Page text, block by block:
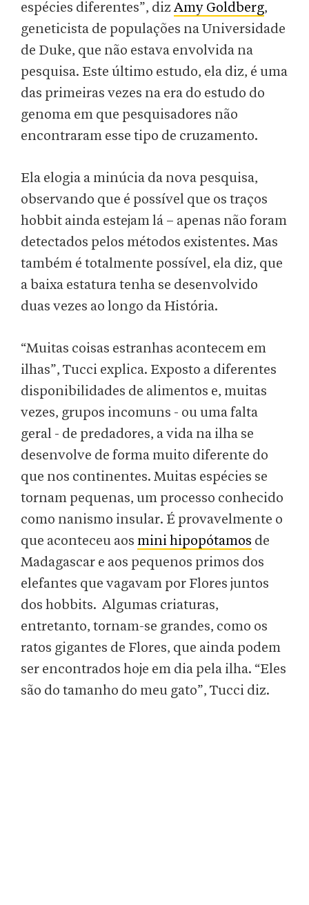
espécies diferentes”, dizAmy Goldberg,
geneticista de populações na Universidade
de Duke, que não estava envolvida na
pesquisa. Este último estudo, ela diz, é uma
das primeiras vezes na era do estudo do
genoma em que pesquisadores não
encontraram esse tipo de cruzamento.
Ela elogia a minúcia da nova pesquisa,
observando que é possível que os traços
hobbit ainda estejam lá – apenas não foram
detectados pelos métodos existentes. Mas
também é totalmente possível, ela diz, que
a baixa estatura tenha se desenvolvido
duas vezes ao longo da História.
“Muitas coisas estranhas acontecem em
ilhas”, Tucci explica. Exposto a diferentes
disponibilidades de alimentos e, muitas
vezes, grupos incomuns - ou uma falta
geral - de predadores, a vida na ilha se
desenvolve de forma muito diferente do
que nos continentes. Muitas espécies se
tornam pequenas, um processo conhecido
como nanismo insular. É provavelmente o
que aconteceu aos mini hipopótamos de
Madagascar e aos pequenos primos dos
elefantes que vagavam por Flores juntos
dos hobbits. Algumas criaturas,
entretanto, tornam-se grandes, como os
ratos gigantes de Flores, que ainda podem
ser encontrados hoje em dia pela ilha. “Eles
são do tamanho do meu gato”, Tucci diz.